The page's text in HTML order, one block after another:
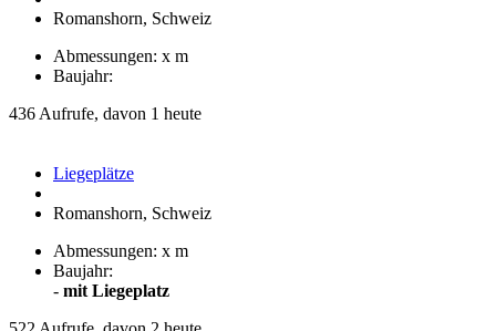
Romanshorn, Schweiz
Abmessungen: x m
Baujahr:
436 Aufrufe, davon 1 heute
Liegeplätze
Romanshorn, Schweiz
Abmessungen: x m
Baujahr:
- mit Liegeplatz